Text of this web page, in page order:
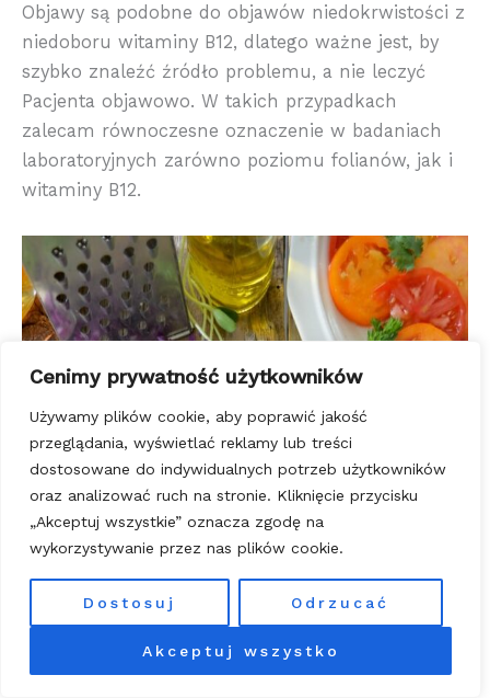
Cenimy prywatność użytkowników
Używamy plików cookie, aby poprawić jakość
przeglądania, wyświetlać reklamy lub treści
dostosowane do indywidualnych potrzeb użytkowników
oraz analizować ruch na stronie. Kliknięcie przycisku
„Akceptuj wszystkie” oznacza zgodę na
wykorzystywanie przez nas plików cookie.
Dostosuj Odrzucać
Akceptuj wszystko
Objawy są podobne do objawów niedokrwistości z
niedoboru witaminy B12, dlatego ważne jest, by
szybko znaleźć źródło problemu, a nie leczyć
Pacjenta objawowo. W takich przypadkach
zalecam równoczesne oznaczenie w badaniach
laboratoryjnych zarówno poziomu folianów, jak i
witaminy B12.